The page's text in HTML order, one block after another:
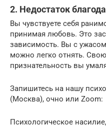
2. Недостаток
Вы чувствуете себя
принимая любовь. Это
зависимость. Вы с
можно легко отнять.
признательность вы
Запишитесь на нашу
(Москва), очно или Zoom:
Психологическое